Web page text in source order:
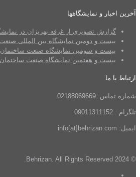
آخرین اخبار و نمایشگاهها
گزارش تصویری از غرفه بهریزان در
بیست و دومین نمایشگاه بین المللی
بیست و سومین نمایشگاه صنعت
بیست و هفتمین نمایشگاه صنعت ساختمان
ارتباط با ما
شماره تماس: 02188069669
تلگرام : 09011311152
ایمیل: info[at]behrizan.com
© 2024 Behrizan. All Rights Reserved.